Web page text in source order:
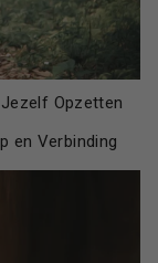
Opzetten
en Verbinding